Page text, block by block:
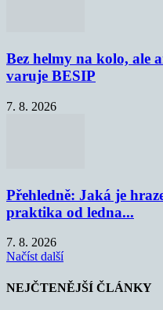
Bez helmy na kolo, ale
varuje BESIP
7. 8. 2026
Přehledně: Jaká je
praktika od ledna...
7. 8. 2026
Načíst další
NEJČTENĚJŠÍ ČLÁNKY